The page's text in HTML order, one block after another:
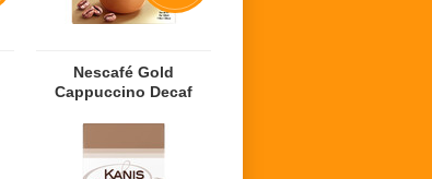
Nescafé Gold
Cappuccino Decaf